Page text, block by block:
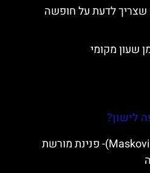
שצריך לדעת על חופשה
שעון מקומי
לישון?
מסקוביצה האן (Maskovica Han)- פנינת מורשת